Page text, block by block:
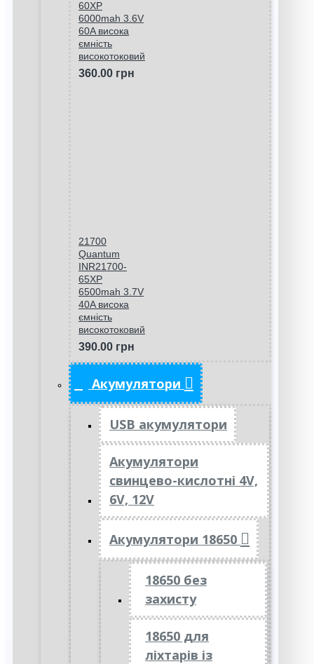
60XP
6000mah 3.6V
60A висока
ємність
високотоковий
360.00 грн
21700
Quantum
INR21700-
65XP
6500mah 3.7V
40A висока
ємність
високотоковий
390.00 грн
Акумулятори
USB акумулятори
Акумулятори
свинцево-кислотні 4V,
6V, 12V
Акумулятори 18650
18650 без
захисту
18650 для
ліхтарів із